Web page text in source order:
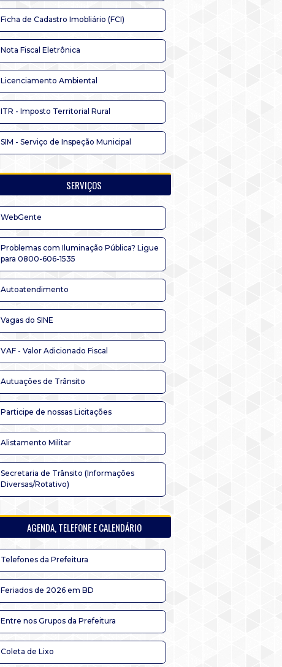
Ficha de Cadastro Imobliário (FCI)
Nota Fiscal Eletrônica
Licenciamento Ambiental
ITR - Imposto Territorial Rural
SIM - Serviço de Inspeção Municipal
SERVIÇOS
WebGente
Problemas com Iluminação Pública? Ligue
para 0800-606-1535
Autoatendimento
Vagas do SINE
VAF - Valor Adicionado Fiscal
Autuações de Trânsito
Participe de nossas Licitações
Alistamento Militar
Secretaria de Trânsito (Informações
Diversas/Rotativo)
AGENDA, TELEFONE E CALENDÁRIO
Telefones da Prefeitura
Feriados de 2026 em BD
Entre nos Grupos da Prefeitura
Coleta de Lixo